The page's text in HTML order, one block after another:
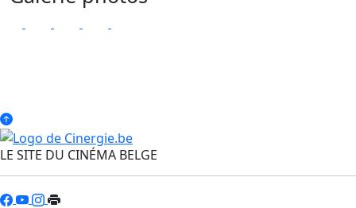
LE SITE DU CINÉMA BELGE